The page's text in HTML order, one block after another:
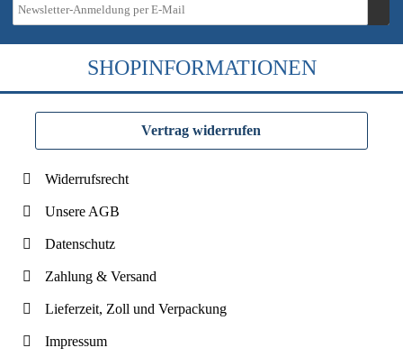
SHOPINFORMATIONEN
Vertrag widerrufen
Widerrufsrecht
Unsere AGB
Datenschutz
Zahlung & Versand
Lieferzeit, Zoll und Verpackung
Impressum